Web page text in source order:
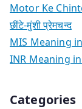
Motor Ke
छींटे-मुंशी प्रेमचन्द
MIS Meaning in
INR Meaning in
Categories